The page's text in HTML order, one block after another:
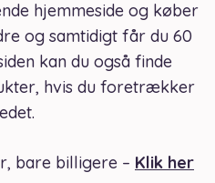
hjemmeside og køber
og samtidigt får du 60
kan du også finde
hvis du foretrækker
bare billigere – Klik her